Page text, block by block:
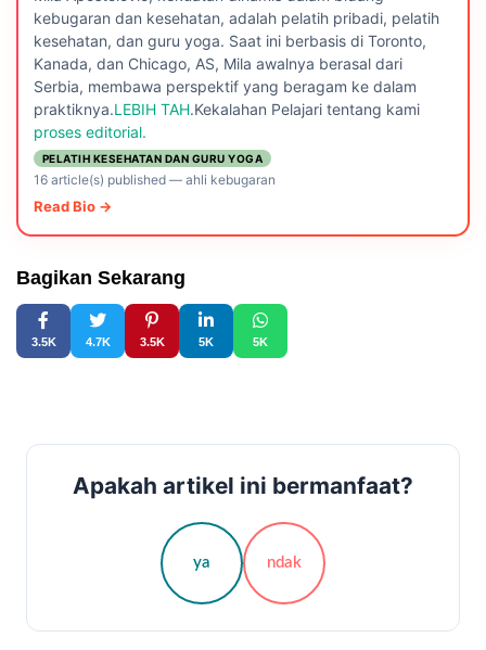
kebugaran dan kesehatan, adalah pelatih pribadi, pelatih
kesehatan, dan guru yoga. Saat ini berbasis di Toronto,
Kanada, dan Chicago, AS, Mila awalnya berasal dari
Serbia, membawa perspektif yang beragam ke dalam
praktiknya.LEBIH TAH.Kekalahan Pelajari tentang kami
proses editorial.
PELATIH KESEHATAN DAN GURU YOGA
16 article(s) published— ahli kebugaran
Read Bio →
Bagikan Sekarang
3.5K 4.7K 3.5K 5K 5K
Apakah artikel ini bermanfaat?
ya ndak